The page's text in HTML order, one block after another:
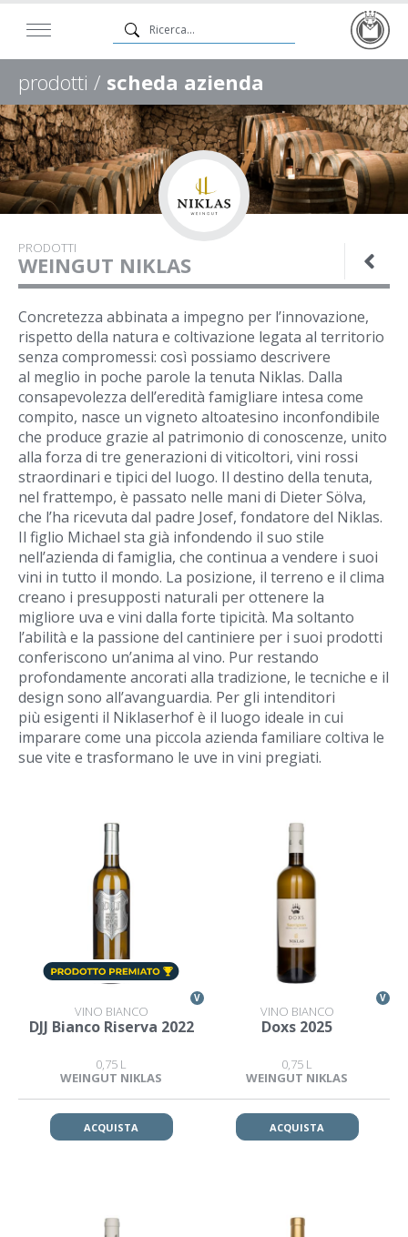
prodotti / scheda azienda
PRODOTTI
WEINGUT NIKLAS
Concretezza abbinata a impegno per l’innovazione,
rispetto della natura e coltivazione legata al territorio
senza compromessi: così possiamo descrivere
al meglio in poche parole la tenuta Niklas. Dalla
consapevolezza dell’eredità famigliare intesa come
compito, nasce un vigneto altoatesino inconfondibile
che produce grazie al patrimonio di conoscenze, unito
alla forza di tre generazioni di viticoltori, vini rossi
straordinari e tipici del luogo. Il destino della tenuta,
nel frattempo, è passato nelle mani di Dieter Sölva,
che l’ha ricevuta dal padre Josef, fondatore del Niklas.
Il figlio Michael sta già infondendo il suo stile
nell’azienda di famiglia, che continua a vendere i suoi
vini in tutto il mondo. La posizione, il terreno e il clima
creano i presupposti naturali per ottenere la
migliore uva e vini dalla forte tipicità. Ma soltanto
l’abilità e la passione del cantiniere per i suoi prodotti
conferiscono un’anima al vino. Pur restando
profondamente ancorati alla tradizione, le tecniche e il
design sono all’avanguardia. Per gli intenditori
più esigenti il Niklaserhof è il luogo ideale in cui
imparare come una piccola azienda familiare coltiva le
sue vite e trasformano le uve in vini pregiati.
V
VINO BIANCO
DJJ Bianco Riserva 2022
0,75 L
WEINGUT NIKLAS
ACQUISTA
V
VINO BIANCO
Doxs 2025
0,75 L
WEINGUT NIKLAS
ACQUISTA